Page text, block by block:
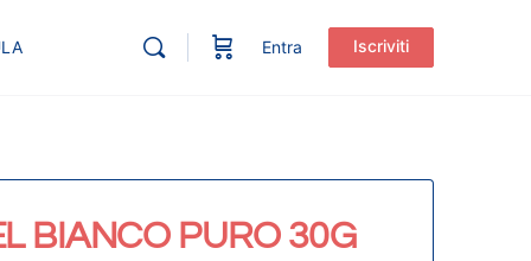
Entra Iscriviti
BIANCO PURO 30G